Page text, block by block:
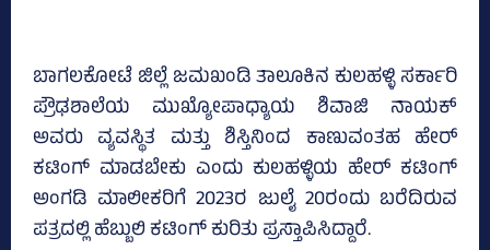
ಬಾಗಲಕೋಟೆ ಜಿಲ್ಲೆ ಜಮಖಂಡಿ ತಾಲೂಕಿನ ಕುಲಹಳ್ಳಿ ಸರ್ಕಾರಿ
ಪ್ರೌಢಶಾಲೆಯ ಮುಖ್ಯೋಪಾಧ್ಯಾಯ ಶಿವಾಜಿ ನಾಯಕ್‌
ಅವರು ವ್ಯವಸ್ಥಿತ ಮತ್ತು ಶಿಸ್ತಿನಿಂದ ಕಾಣುವಂತಹ ಹೇರ್‌
ಕಟಿಂಗ್‌ ಮಾಡಬೇಕು ಎಂದು ಕುಲಹಳ್ಳಿಯ ಹೇರ್‌ ಕಟಿಂಗ್‌
ಅಂಗಡಿ ಮಾಲೀಕರಿಗೆ 2023ರ ಜುಲೈ 20ರಂದು ಬರೆದಿರುವ
ಪತ್ರದಲ್ಲಿ ಹೆಬ್ಬುಲಿ ಕಟಿಂಗ್‌ ಕುರಿತು ಪ್ರಸ್ತಾಪಿಸಿದ್ದಾರೆ.